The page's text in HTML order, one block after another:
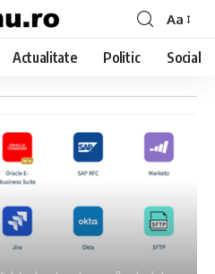
Aa
Actualitate Politic Social